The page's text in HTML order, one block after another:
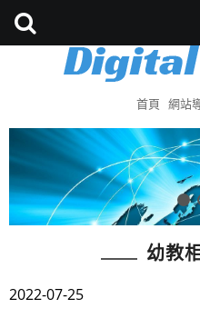
首頁 網站
幼教
2022-07-25